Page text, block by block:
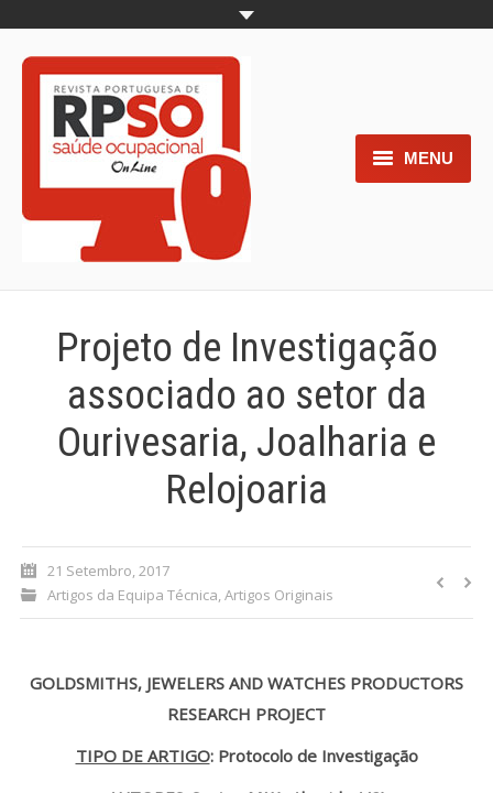
MENU
Home
Trabalhos aceites para submissão
Normas para os autores
Documentos necessários à
submissão
Processo de submissão
Submeta aqui
Bolsa de emprego (oferta/
procura)
Sugestões para os Leitores
Investigarem
Projeto de Investigação
associado ao setor da
Ourivesaria, Joalharia e
Relojoaria
21 Setembro, 2017
Artigos da Equipa Técnica,Artigos Originais
GOLDSMITHS, JEWELERS AND WATCHES PRODUCTORS
RESEARCH PROJECT
TIPO DE ARTIGO: Protocolo de Investigação